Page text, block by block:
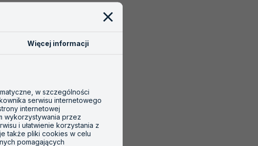
Więcej informacji
w szczególności
serwisu internetowego
internetowej
wykorzystywania przez
i ułatwienie korzystania z
także pliki cookies w celu
pomagających